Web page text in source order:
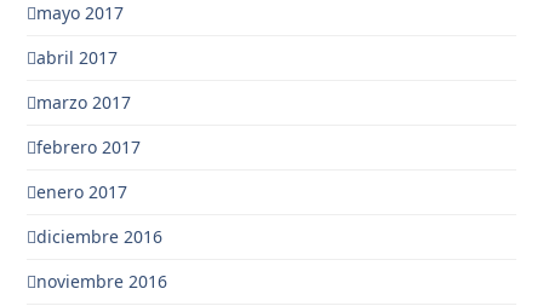
mayo 2017
abril 2017
marzo 2017
febrero 2017
enero 2017
diciembre 2016
noviembre 2016